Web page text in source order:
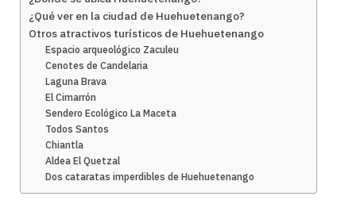
¿Qué ver en la ciudad de Huehuetenango?
Otros atractivos turísticos de Huehuetenango
Espacio arqueológico Zaculeu
Cenotes de Candelaria
Laguna Brava
El Cimarrón
Sendero Ecológico La Maceta
Todos Santos
Chiantla
Aldea El Quetzal
Dos cataratas imperdibles de Huehuetenango